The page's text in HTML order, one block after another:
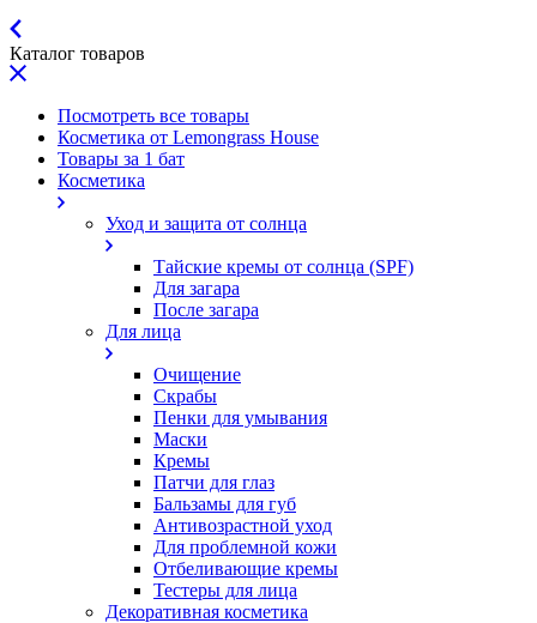
Каталог товаров
Посмотреть все товары
Косметика от Lemongrass House
Товары за 1 бат
Косметика
Уход и защита от солнца
Тайские кремы от солнца (SPF)
Для загара
После загара
Для лица
Очищение
Скрабы
Пенки для умывания
Маски
Кремы
Патчи для глаз
Бальзамы для губ
Антивозрастной уход
Для проблемной кожи
Oтбеливающие кремы
Тестеры для лица
Декоративная косметика